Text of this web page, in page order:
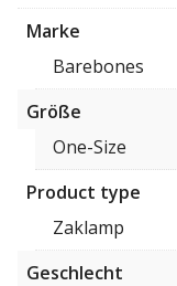
Marke
Barebones
Größe
One-Size
Product type
Zaklamp
Geschlecht